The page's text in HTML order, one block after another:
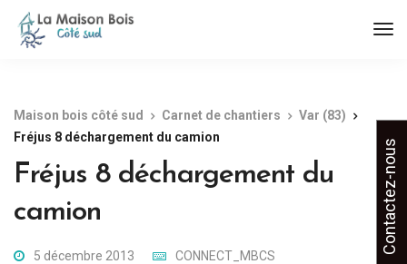
Maison bois côté sud Carnet de chantiers
Var (83)
Fréjus 8 déchargement du camion
Fréjus 8 déchargement du
camion
5 décembre 2013
CONNECT_MBCS
Contactez-nous